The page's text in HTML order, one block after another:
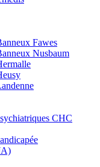
Fawes
Nusbaum
CHC